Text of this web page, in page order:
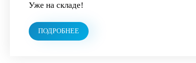
Уже на складе!
ПОДРОБНЕЕ